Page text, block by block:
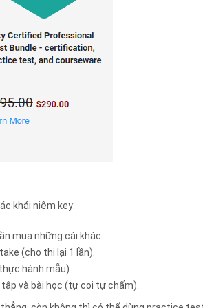
khái niệm key:
mua những cái khác.
(cho thi lại 1 lần).
hành mẫu)
và bài học (tự coi tự chấm).